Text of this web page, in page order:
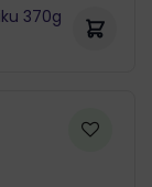
370g